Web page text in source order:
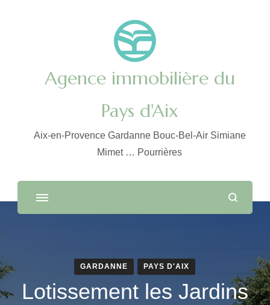
Agence immobilière du
Pays d'Aix
Aix-en-Provence Gardanne Bouc-Bel-Air Simiane
Mimet … Pourrières
GARDANNE PAYS D'AIX
Lotissement les Jardins